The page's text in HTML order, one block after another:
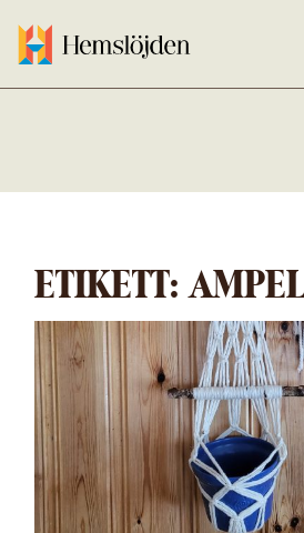
ETIKETT:AMPEL